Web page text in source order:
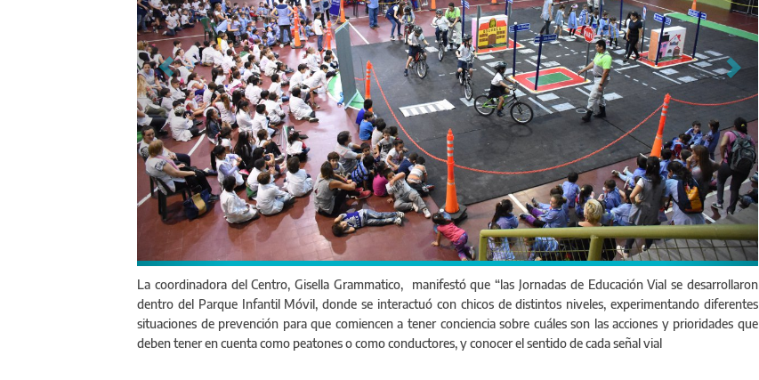
La coordinadora del Centro, Gisella Grammatico, manifestó que “las Jornadas de Educación Vial se desarrollaron
dentro del Parque Infantil Móvil, donde se interactuó con chicos de distintos niveles, experimentando diferentes
situaciones de prevención para que comiencen a tener conciencia sobre cuáles son las acciones y prioridades que
deben tener en cuenta como peatones o como conductores, y conocer el sentido de cada señal vial